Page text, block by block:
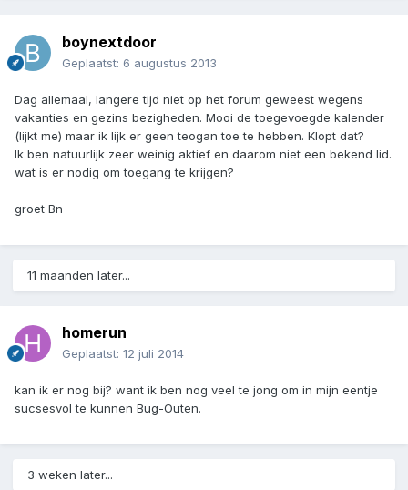
boynextdoor
Geplaatst: 6 augustus 2013
Dag allemaal, langere tijd niet op het forum geweest wegens
vakanties en gezins bezigheden. Mooi de toegevoegde kalender
(lijkt me) maar ik lijk er geen teogan toe te hebben. Klopt dat?
Ik ben natuurlijk zeer weinig aktief en daarom niet een bekend lid.
wat is er nodig om toegang te krijgen?
groet Bn
11 maanden later...
homerun
Geplaatst: 12 juli 2014
kan ik er nog bij? want ik ben nog veel te jong om in mijn eentje
sucsesvol te kunnen Bug-Outen.
3 weken later...